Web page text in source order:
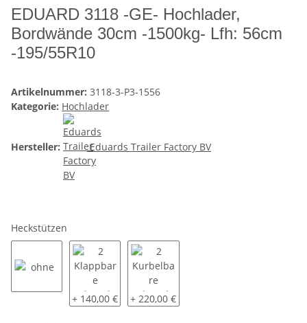
EDUARD 3118 -GE- Hochlader,
Bordwände 30cm -1500kg- Lfh: 56cm
-195/55R10
Artikelnummer: 3118-3-P3-1556
Kategorie: Hochlader
Hersteller: Eduards Trailer Factory BV
Heckstützen
2 Klappbare Schwerlaststützen
+ 140,00 € 2 Kurbelbare Schwerlaststützen
+ 220,00 €